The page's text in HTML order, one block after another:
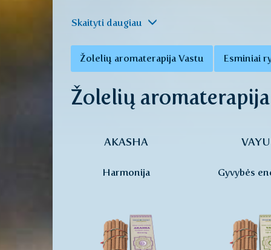
Skaityti daugiau
Žolelių aromaterapija Vastu Esminiai
Žolelių
AKASHA
Harmonija
VAYU
Gyvybės